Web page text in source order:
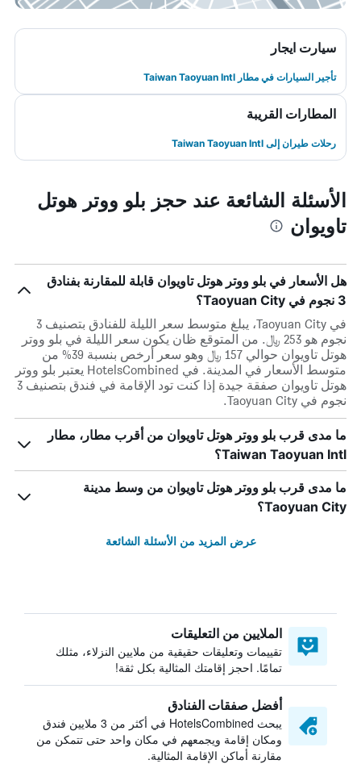
سيارت ايجار
تأجير السيارات في مطار Taiwan Taoyuan Intl
المطارات القريبة
رحلات طيران إلى Taiwan Taoyuan Intl
الأسئلة الشائعة عند حجز بلو ووتر هوتل
تاويوان
هل الأسعار في بلو ووتر هوتل تاويوان قابلة للمقارنة بفنادق
3 نجوم في Taoyuan City؟
في Taoyuan City، يبلغ متوسط ​​سعر الليلة للفنادق بتصنيف 3
نجوم هو 253 ﷼. من المتوقع ظان يكون سعر الليلة في بلو ووتر
هوتل تاويوان حوالي 157 ﷼ وهو سعر أرخص بنسبة 39% من
متوسط الأسعار في المدينة. في HotelsCombined يعتبر بلو ووتر
هوتل تاويوان صفقة جيدة إذا كنت تود الإقامة في فندق بتصنيف 3
نجوم في Taoyuan City.
ما مدى قرب بلو ووتر هوتل تاويوان من أقرب مطار، مطار
Taiwan Taoyuan Intl؟
ما مدى قرب بلو ووتر هوتل تاويوان من وسط مدينة
Taoyuan City؟
عرض المزيد من الأسئلة الشائعة
الملايين من التعليقات
تقييمات وتعليقات حقيقية من ملايين النزلاء، مثلك
تمامًا. احجز إقامتك المثالية بكل ثقة!
أفضل صفقات الفنادق
يبحث HotelsCombined في أكثر من 3 ملايين فندق
ومكان إقامة ويجمعهم في مكان واحد حتى تتمكن من
مقارنة أماكن الإقامة المثالية.